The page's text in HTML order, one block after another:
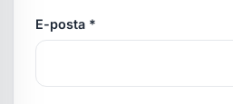
E-posta *